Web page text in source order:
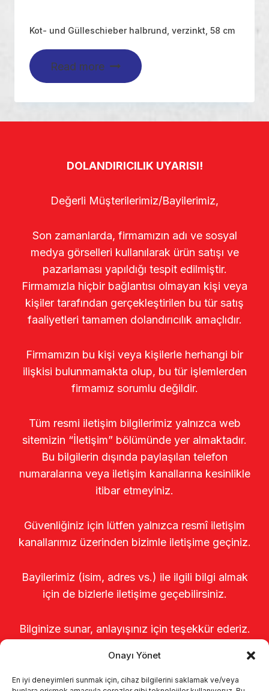
Onayı Yönet
En iyi deneyimleri sunmak için, cihaz bilgilerini saklamak ve/veya
Kot- und Gülleschieber halbrund, verzinkt, 58 cm
Read more
DOLANDIRICILIK UYARISI!
Değerli Müşterilerimiz/Bayilerimiz,
Son zamanlarda, firmamızın adı ve sosyal
medya görselleri kullanılarak ürün satışı ve
pazarlaması yapıldığı tespit edilmiştir.
Firmamızla hiçbir bağlantısı olmayan kişi veya
kişiler tarafından gerçekleştirilen bu tür satış
faaliyetleri tamamen dolandırıcılık amaçlıdır.
Firmamızın bu kişi veya kişilerle herhangi bir
ilişkisi bulunmamakta olup, bu tür işlemlerden
firmamız sorumlu değildir.
Tüm resmi iletişim bilgilerimiz yalnızca web
sitemizin “İletişim” bölümünde yer almaktadır.
Bu bilgilerin dışında paylaşılan telefon
numaralarına veya iletişim kanallarına kesinlikle
itibar etmeyiniz.
Güvenliğiniz için lütfen yalnızca resmî iletişim
kanallarımız üzerinden bizimle iletişime geçiniz.
Bayilerimiz (isim, adres vs.) ile ilgili bilgi almak
için de bizlerle iletişime geçebilirsiniz.
Bilginize sunar, anlayışınız için teşekkür ederiz.